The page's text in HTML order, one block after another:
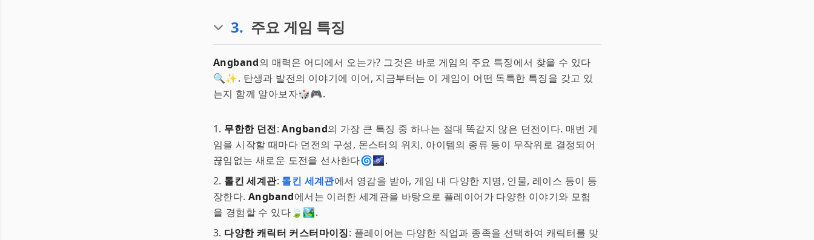
3. 주요 게임 특징
Angband의 매력은 어디에서 오는가? 그것은 바로 게임의 주요 특징에서 찾을 수 있다
🔍✨. 탄생과 발전의 이야기에 이어, 지금부터는 이 게임이 어떤 독특한 특징을 갖고 있
는지 함께 알아보자🎲🎮.
1. 무한한 던전:Angband의 가장 큰 특징 중 하나는 절대 똑같지 않은 던전이다. 매번 게
임을 시작할 때마다 던전의 구성, 몬스터의 위치, 아이템의 종류 등이 무작위로 결정되어
끊임없는 새로운 도전을 선사한다🌀🌌.
2. 톨킨 세계관: 톨킨 세계관에서 영감을 받아, 게임 내 다양한 지명, 인물, 레이스 등이 등
장한다. Angband에서는 이러한 세계관을 바탕으로 플레이어가 다양한 이야기와 모험
을 경험할 수 있다🍃🏞️.
3. 다양한 캐릭터 커스터마이징: 플레이어는 다양한 직업과 종족을 선택하여 캐릭터를 맞